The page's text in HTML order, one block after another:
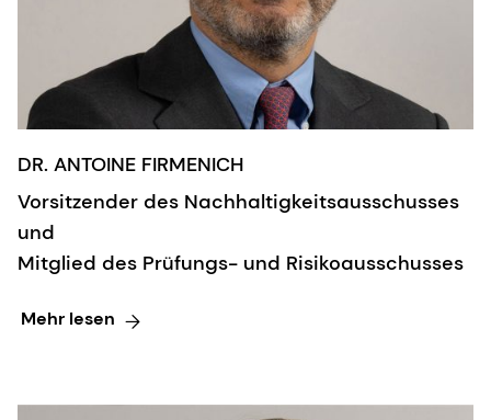
DR. ANTOINE FIRMENICH
Vorsitzender des Nachhaltigkeitsausschusses
und
Mitglied des Prüfungs- und Risikoausschusses
Mehr lesen